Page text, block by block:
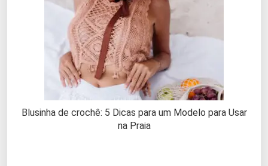
Blusinha de crochê: 5 Dicas para um Modelo para Usar
na Praia